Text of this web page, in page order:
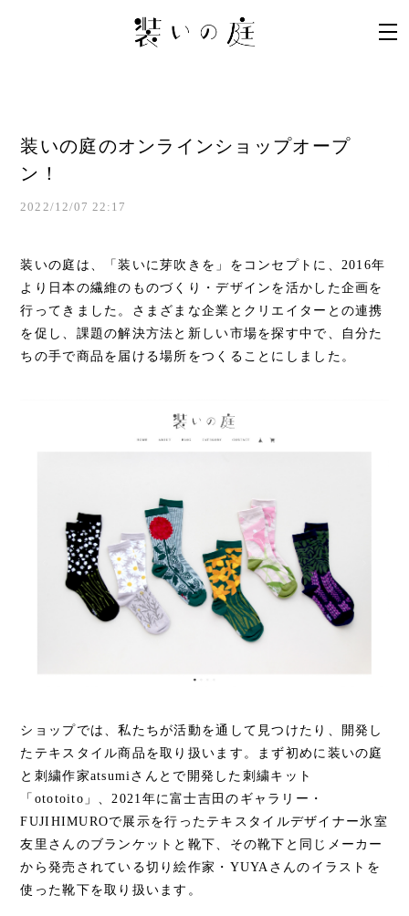
装いの庭のオンラインショップオープ
ン！
2022/12/07 22:17
装いの庭は、「装いに芽吹きを」をコンセプトに、2016年
より日本の繊維のものづくり・デザインを活かした企画を
行ってきました。さまざまな企業とクリエイターとの連携
を促し、課題の解決方法と新しい市場を探す中で、自分た
ちの手で商品を届ける場所をつくることにしました。
ショップでは、私たちが活動を通して見つけたり、開発し
たテキスタイル商品を取り扱います。まず初めに装いの庭
と刺繍作家atsumiさんとで開発した刺繍キット
「ototoito」、2021年に富士吉田のギャラリー・
FUJIHIMUROで展示を行ったテキスタイルデザイナー氷室
友里さんのブランケットと靴下、その靴下と同じメーカー
から発売されている切り絵作家・YUYAさんのイラストを
使った靴下を取り扱います。